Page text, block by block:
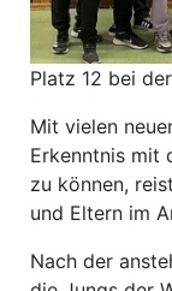
Platz 12 bei
Mit vielen
Erkenntnis mit
zu können,
und Eltern im
Nach der